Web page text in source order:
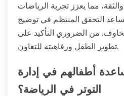
مما يعزز تجربة الرياضات
التحقق المنتظم في توضيح
من الضروري التأكيد على
تطوير الطفل ورفاهيته للتعاون.
أطفالهم في إدارة
التوتر في الرياضة؟